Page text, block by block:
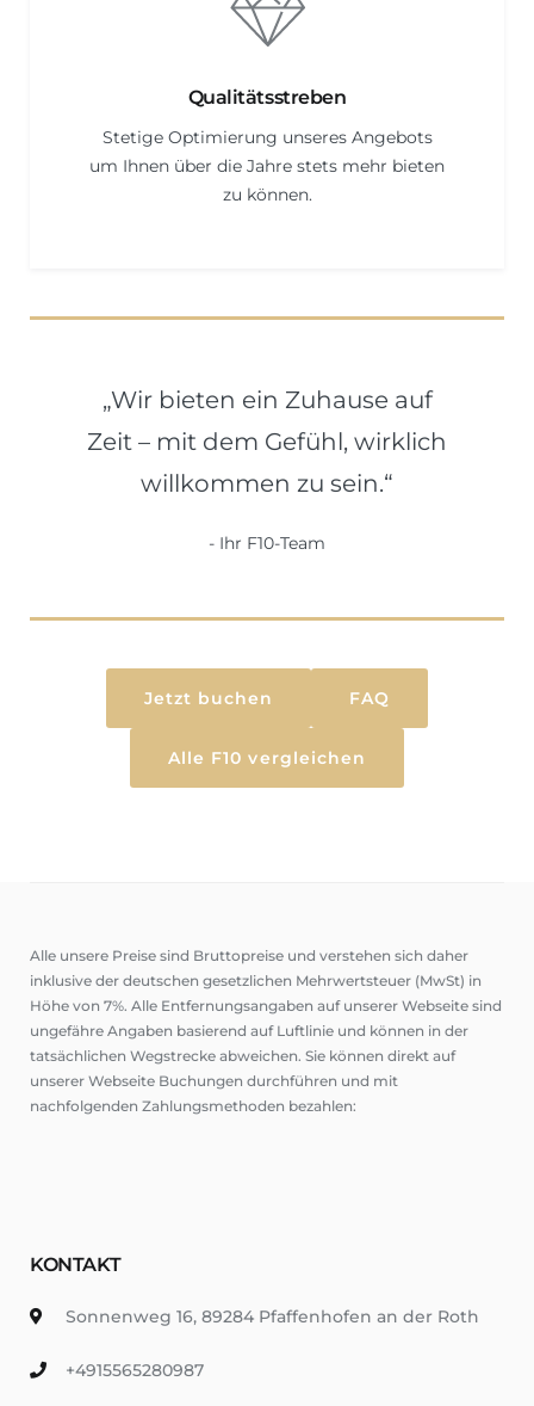
Qualitätsstreben
Stetige Optimierung unseres Angebots
um Ihnen über die Jahre stets mehr bieten
zu können.
„Wir bieten ein Zuhause auf
Zeit – mit dem Gefühl, wirklich
willkommen zu sein.“
Ihr F10-Team
Jetzt buchen FAQ
Alle F10 vergleichen
Alle unsere Preise sind Bruttopreise und verstehen sich daher
inklusive der deutschen gesetzlichen Mehrwertsteuer (MwSt) in
Höhe von 7%. Alle Entfernungsangaben auf unserer Webseite sind
ungefähre Angaben basierend auf Luftlinie und können in der
tatsächlichen Wegstrecke abweichen. Sie können direkt auf
unserer Webseite Buchungen durchführen und mit
nachfolgenden Zahlungsmethoden bezahlen:
KONTAKT
Sonnenweg 16, 89284 Pfaffenhofen an der Roth
+4915565280987